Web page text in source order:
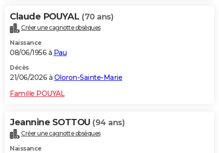
Claude POUYAL (70 ans)
Créer une cagnotte obsèques
Naissance
08/06/1956 à Pau
Décès
21/06/2026 à Oloron-Sainte-Marie
Famille POUYAL
Jeannine SOTTOU (94 ans)
Créer une cagnotte obsèques
Naissance